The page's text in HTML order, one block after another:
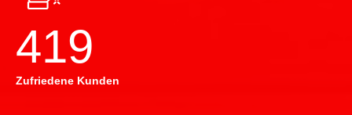
420
Zufriedene Kunden